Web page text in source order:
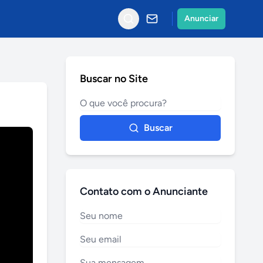
Anunciar
Buscar no Site
Buscar
Contato com o Anunciante